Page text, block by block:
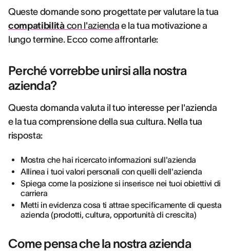
Queste domande sono progettate per valutare la tua
compatibilitàcon l'azienda e la tua motivazione a
lungo termine. Ecco come affrontarle:
Perché vorrebbe unirsi alla nostra
azienda?
Questa domanda valuta il tuo interesse per l'azienda
e la tua comprensione della sua cultura. Nella tua
risposta:
Mostra che hai ricercato informazioni sull'azienda
Allinea i tuoi valori personali con quelli dell'azienda
Spiega come la posizione si inserisce nei tuoi obiettivi di
carriera
Metti in evidenza cosa ti attrae specificamente di questa
azienda (prodotti, cultura, opportunità di crescita)
Come pensa che la nostra azienda